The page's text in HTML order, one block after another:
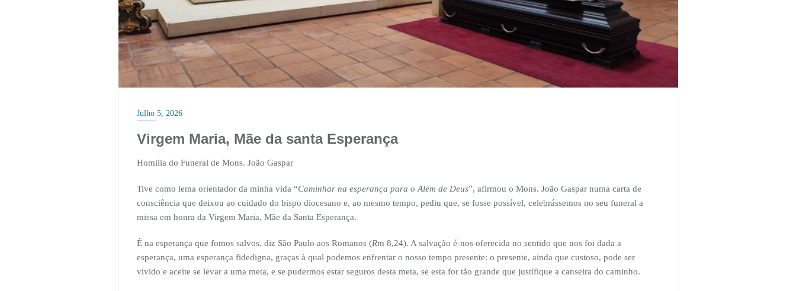
Julho 5, 2026
Virgem Maria, Mãe da santa Esperança
Homilia do Funeral de Mons. João Gaspar
Tive como lema orientador da minha vida “Caminhar na esperança para o Além de Deus”, afirmou o Mons. João Gaspar numa carta de
consciência que deixou ao cuidado do bispo diocesano e, ao mesmo tempo, pediu que, se fosse possível, celebrássemos no seu funeral a
missa em honra da Virgem Maria, Mãe da Santa Esperança.
É na esperança que fomos salvos, diz São Paulo aos Romanos (Rm 8,24). A salvação é-nos oferecida no sentido que nos foi dada a
esperança, uma esperança fidedigna, graças à qual podemos enfrentar o nosso tempo presente: o presente, ainda que custoso, pode ser
vivido e aceite se levar a uma meta, e se pudermos estar seguros desta meta, se esta for tão grande que justifique a canseira do caminho.